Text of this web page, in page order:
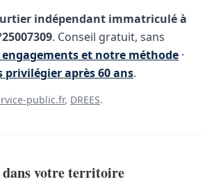
indépendant immatriculé à
. Conseil gratuit, sans
engagements et notre méthode ·
privilégier après 60 ans.
public.fr, DREES.
votre territoire